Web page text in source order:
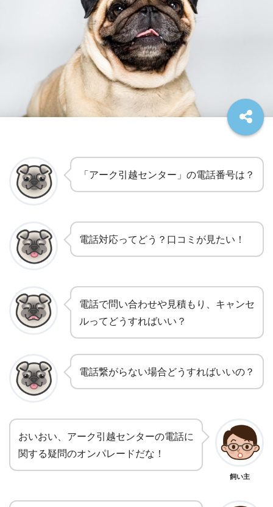
「アーク引越センター」の電話番号は？
電話対応ってどう？口コミが見たい！
電話で問い合わせや見積もり、キャンセ
ルってどうすればいい？
電話繋がらない場合どうすればいいの？
おいおい、アーク引越センターの電話に
関する疑問のオンパレードだな！
飼い主